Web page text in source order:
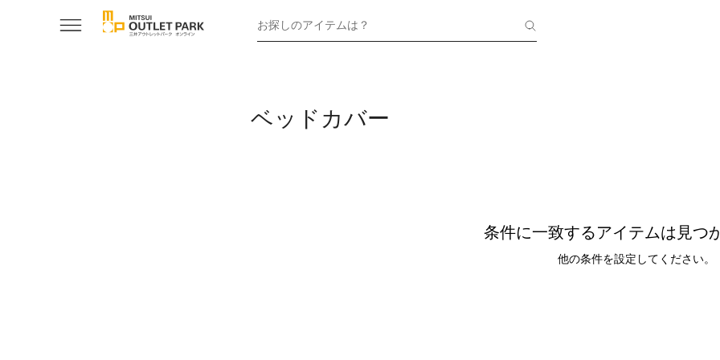
お探しのアイテムは？
ベッドカバー
条件に一致するアイテムは見つ
他の条件を設定してください。